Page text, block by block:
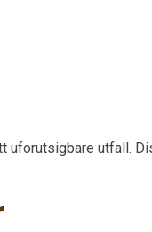
uforutsigbare utfall.